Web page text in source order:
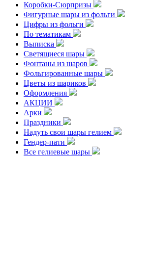
Коробки-Сюрпризы
Фигурные шары из фольги
Цифры из фольги
По тематикам
Выписка
Светящиеся шары
Фонтаны из шаров
Фольгированные шары
Цветы из шариков
Оформления
АКЦИИ
Арки
Праздники
Надуть свои шары гелием
Гендер-пати
Все гелиевые шары